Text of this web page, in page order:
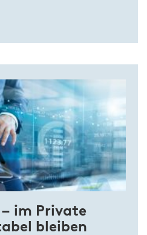
im Private
bleiben